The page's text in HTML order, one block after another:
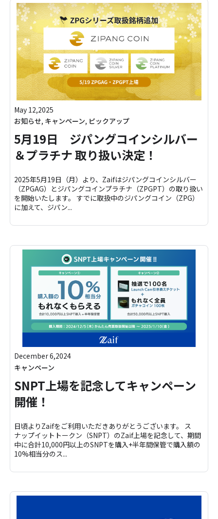
May 12,2025
お知らせ, キャンペーン, ピックアップ
5月19日 ジパングコインシルバー
＆プラチナ 取り扱い決定！
2025年5月19日（月）より、Zaifはジパングコインシルバー
（ZPGAG）とジパングコインプラチナ（ZPGPT）の取り扱い
を開始いたします。 すでに取扱中のジパングコイン（ZPG）
に加えて、ジパン...
December 6,2024
キャンペーン
SNPT上場を記念してキャンペーン
開催！
日頃よりZaifをご利用いただきありがとうございます。 ス
ナップイットトークン（SNPT）のZaif上場を記念して、期間
中に合計10,000円以上のSNPTを購入+半年間保管で購入額の
10%相当分のス...